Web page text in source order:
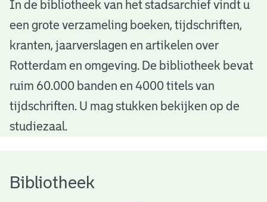
B
b
o
h
In de bibliotheek van het stadsarchief vindt u
een grote verzameling boeken, tijdschriften,
kranten, jaarverslagen en artikelen over
Rotterdam en omgeving. De bibliotheek bevat
ruim 60.000 banden en 4000 titels van
tijdschriften. U mag stukken bekijken op de
studiezaal.
Bibliotheek